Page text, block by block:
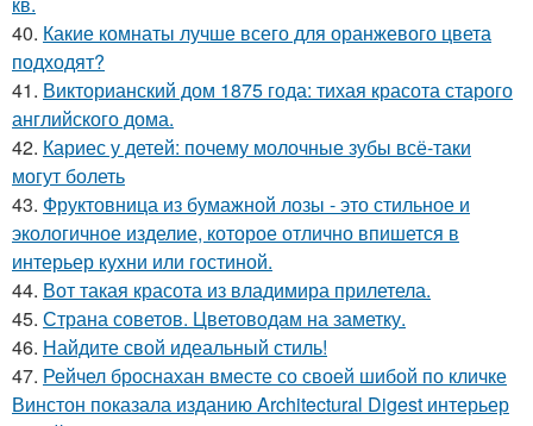
40. Какие комнаты лучше всего для оранжевого цвета
подходят?
41. Викторианский дом 1875 года: тихая красота старого
английского дома.
42. Кариес у детей: почему молочные зубы всё-таки
могут болеть
43. Фруктовница из бумажной лозы - это стильное и
экологичное изделие, которое отлично впишется в
интерьер кухни или гостиной.
44. Вот такая красота из владимира прилетела.
45. Страна советов. Цветоводам на заметку.
46. Найдите свой идеальный стиль!
47. Рейчел броснахан вместе со своей шибой по кличке
Винстон показала изданию Architectural Digest интерьер